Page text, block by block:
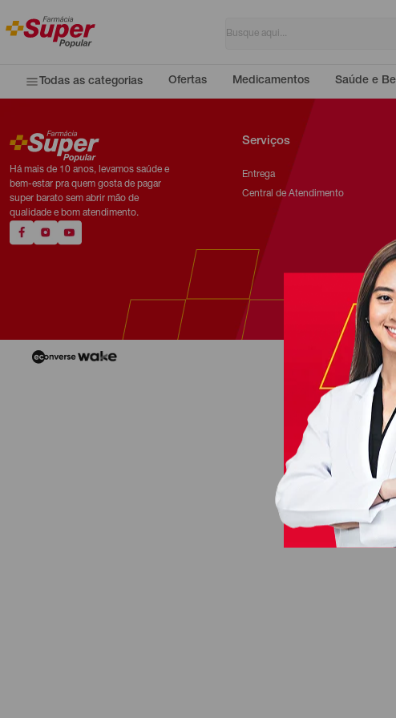
Todas as categorias Ofertas Medicamentos Saúde e
Há mais de 10 anos, levamos saúde e
bem-estar pra quem gosta de pagar
super barato sem abrir mão de
qualidade e bom atendimento.
Serviços
Entrega
Central de Atendimento